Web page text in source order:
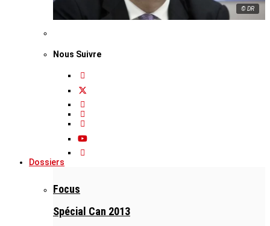
© DR
Nous Suivre
Dossiers
Focus
Spécial Can 2013